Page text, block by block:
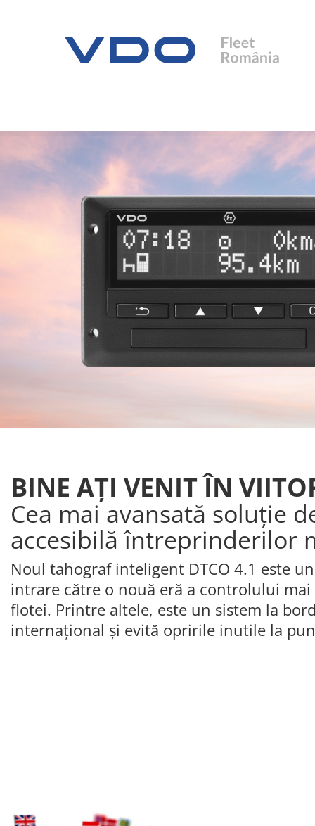
BINE AȚI VENIT ÎN
Cea mai avansată soluție
accesibilă întreprinderilor
Noul tahograf inteligent DTCO 4.1 este
intrare către o nouă eră a controlului
flotei. Printre altele, este un sistem la
internațional și evită opririle inutile la